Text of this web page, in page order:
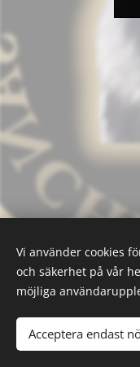
Skapad
Vi använder cookies
och säkerhet på vår
möjliga
Acceptera endast